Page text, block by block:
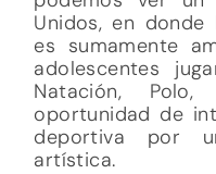
Unidos, en
es sumamente
adolescentes
Natación,
oportunidad de
deportiva por
artística.